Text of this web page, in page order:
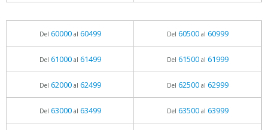
Del 60000al 60499 Del 60500al 60999
Del 61000al 61499 Del 61500al 61999
Del 62000al 62499 Del 62500al 62999
Del 63000al 63499 Del 63500al 63999